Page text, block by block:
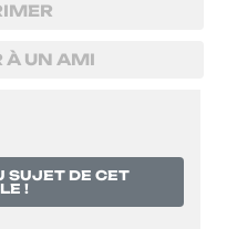
À UN AMI
SUJET DE CET
!